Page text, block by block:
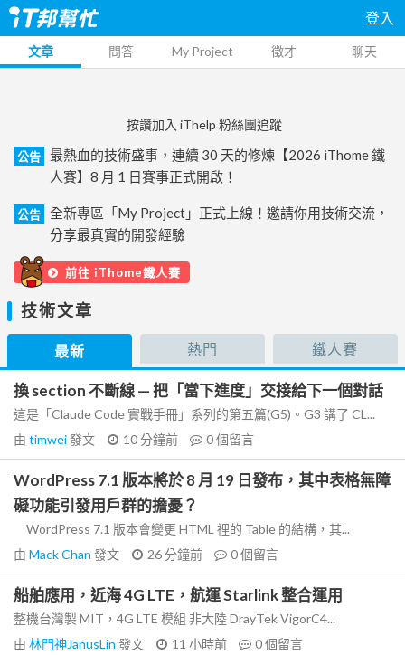
登入
文章 問答 My Project 徵才 聊天
按讚加入 iThelp 粉絲團追蹤
公告
最熱血的技術盛事，連續 30 天的修煉【2026 iThome 鐵
人賽】8 月 1 日賽事正式開啟！
公告
全新專區「My Project」正式上線！邀請你用技術交流，
分享最真實的開發經驗
前往 iThome鐵人賽
技術文章
最新 熱門 鐵人賽
換 section 不斷線 — 把「當下進度」交接給下一個對話
這是「Claude Code 實戰手冊」系列的第五篇(G5)。G3 講了 CL...
由 timwei發文 10 分鐘前 0個留言
WordPress 7.1 版本將於 8 月 19 日發布，其中表格無障
礙功能引發用戶群的擔憂？
WordPress 7.1 版本會變更 HTML 裡的 Table 的結構，其...
由 Mack Chan 發文 26 分鐘前 0個留言
船舶應用，近海 4G LTE，航運 Starlink 整合運用
整機台灣製 MIT，4G LTE 模組 非大陸 DrayTek VigorC4...
由 林門神JanusLin 發文 11 小時前 0個留言